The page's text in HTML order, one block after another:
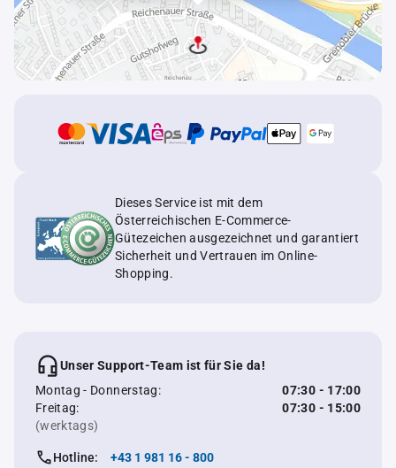
Dieses Service ist mit dem
Österreichischen E-Commerce-
Gütezeichen ausgezeichnet und garantiert
Sicherheit und Vertrauen im Online-
Shopping.
Unser Support-Team ist für Sie da!
Montag - Donnerstag:
07:30 - 17:00
Freitag:
07:30 - 15:00
(werktags)
Hotline:
+43 1 981 16 - 800